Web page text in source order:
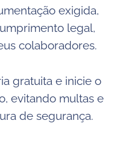
exigida,
legal,
colaboradores.
gratuita e inicie o
evitando multas e
de segurança.